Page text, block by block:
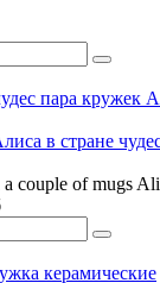
в стране
couple of mugs